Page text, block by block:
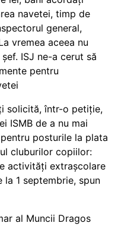
navetei, timp de
general,
vremea aceea nu
ISJ ne-a cerut să
pentru
solicită, într-o petiție,
ISMB de a nu mai
posturile la plata
cluburilor copiilor:
activități extrașcolare
la 1 septembrie, spun
al Muncii Dragos